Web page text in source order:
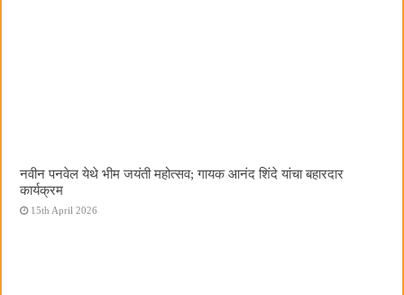
नवीन पनवेल येथे भीम जयंती महोत्सव; गायक आनंद शिंदे यांचा बहारदार
कार्यक्रम
15th April 2026